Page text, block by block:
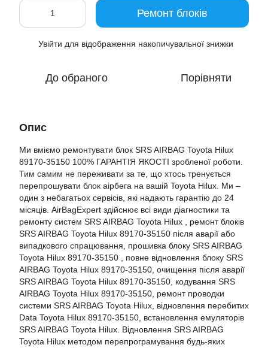
Ремонт блоків
Увійти для відображення накопичувальної знижки
До обраного Порівняти
Опис
Ми вміємо ремонтувати блок SRS AIRBAG Toyota Hilux
89170-35150 100% ГАРАНТІЯ ЯКОСТІ зробленої роботи.
Тим самим не переживати за те, що хтось тренується
перепрошувати блок аірбега на вашій Toyota Hilux. Ми –
один з небагатьох сервісів, які надають гарантію до 24
місяців. AirBagExpert здійснює всі види діагностики та
ремонту систем SRS AIRBAG Toyota Hilux , ремонт блоків
SRS AIRBAG Toyota Hilux 89170-35150 після аварії або
випадкового спрацювання, прошивка блоку SRS AIRBAG
Toyota Hilux 89170-35150 , повне відновлення блоку SRS
AIRBAG Toyota Hilux 89170-35150, очищення після аварії
SRS AIRBAG Toyota Hilux 89170-35150, кодування SRS
AIRBAG Toyota Hilux 89170-35150, ремонт проводки
системи SRS AIRBAG Toyota Hilux, відновлення перебитих
Data Toyota Hilux 89170-35150, встановлення емуляторів
SRS AIRBAG Toyota Hilux. Відновлення SRS AIRBAG
Toyota Hilux методом перепрограмування будь-яких